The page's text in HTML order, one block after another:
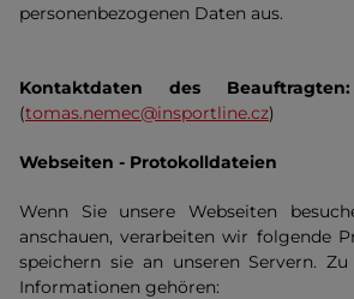
personenbezogenen Daten aus.
Kontaktdaten des Beauftragten:
(tomas.nemec@insportline.cz)
Webseiten - Protokolldateien
Wenn Sie unsere Webseiten
anschauen, verarbeiten wir folgende
speichern sie an unseren Servern.
Informationen gehören: